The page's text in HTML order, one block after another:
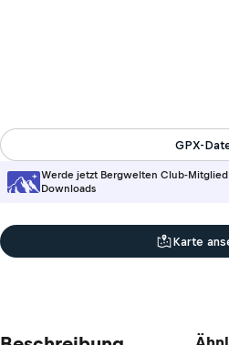
Werde jetzt Bergwelten Club-
Downloads
GPX-
Karte